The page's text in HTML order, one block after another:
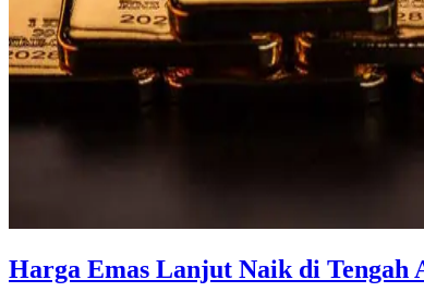
Harga Emas Lanjut Naik di Tengah